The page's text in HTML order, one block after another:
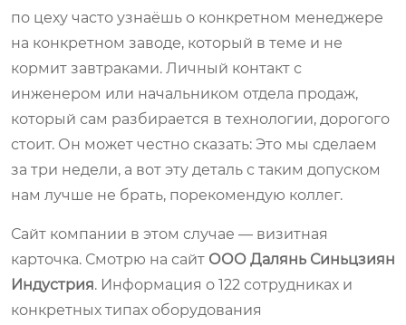
по цеху часто узнаёшь о конкретном менеджере
на конкретном заводе, который в теме и не
кормит завтраками. Личный контакт с
инженером или начальником отдела продаж,
который сам разбирается в технологии, дорогого
стоит. Он может честно сказать: Это мы сделаем
за три недели, а вот эту деталь с таким допуском
нам лучше не брать, порекомендую коллег.
Сайт компании в этом случае — визитная
карточка. Смотрю на сайт ООО Далянь Синьцзиян
Индустрия. Информация о 122 сотрудниках и
конкретных типах оборудования